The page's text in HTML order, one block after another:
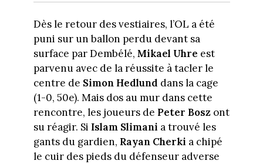
Dès le retour des vestiaires, l’OL a été
puni sur un ballon perdu devant sa
surface par Dembélé, Mikael Uhre est
parvenu avec de la réussite à tacler le
centre de Simon Hedlund dans la cage
(1-0, 50e). Mais dos au mur dans cette
rencontre, les joueurs de Peter Boszont
su réagir. Si Islam Slimani a trouvé les
gants du gardien, Rayan Cherki a chipé
le cuir des pieds du défenseur adverse